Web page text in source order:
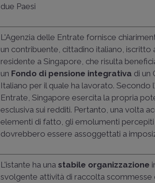
due Paesi
L'Agenzia delle Entrate fornisce
un contribuente, cittadino italiano, iscritto
residente a Singapore, che risulta
un Fondo di pensione integrativa di un
Italiano per il quale ha lavorato. Secondo
Entrate, Singapore esercita la propria
esclusiva sui redditi. Pertanto, una volta
elementi di fatto, gli emolumenti
dovrebbero essere assoggettati a
L'istante ha una stabile organizzazione
svolgente attività di raccolta scommesse